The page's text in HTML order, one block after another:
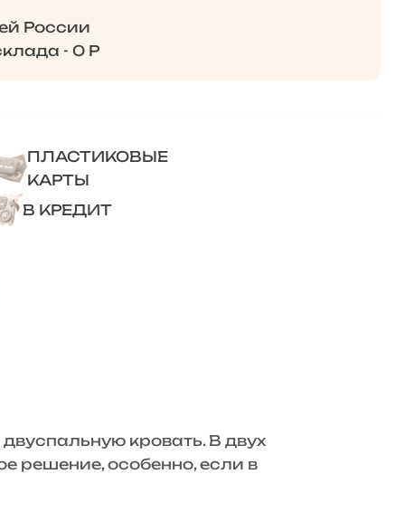
России
- 0 Р
ПЛАСТИКОВЫЕ
КАРТЫ
В КРЕДИТ
кровать. В двух
решение, особенно, если в